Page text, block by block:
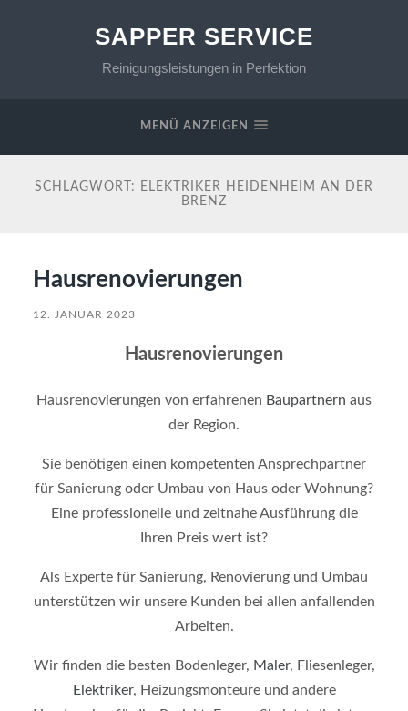
SAPPER SERVICE
Reinigungsleistungen in Perfektion
MENÜ ANZEIGEN
SCHLAGWORT:
ELEKTRIKER HEIDENHEIM AN DER
BRENZ
Hausrenovierungen
12. JANUAR 2023
Hausrenovierungen
Hausrenovierungen von erfahrenen Baupartnern aus
der Region.
Sie benötigen einen kompetenten Ansprechpartner
für Sanierung oder Umbau von Haus oder Wohnung?
Eine professionelle und zeitnahe Ausführung die
Ihren Preis wert ist?
Als Experte für Sanierung, Renovierung und Umbau
unterstützen wir unsere Kunden bei allen anfallenden
Arbeiten.
Wir finden die besten Bodenleger, Maler, Fliesenleger,
Elektriker, Heizungsmonteure und andere